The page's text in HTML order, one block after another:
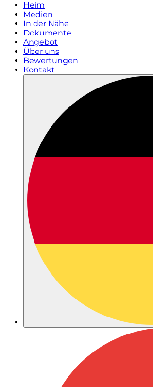
Heim
Medien
In der Nähe
Dokumente
Angebot
Über uns
Bewertungen
Kontakt